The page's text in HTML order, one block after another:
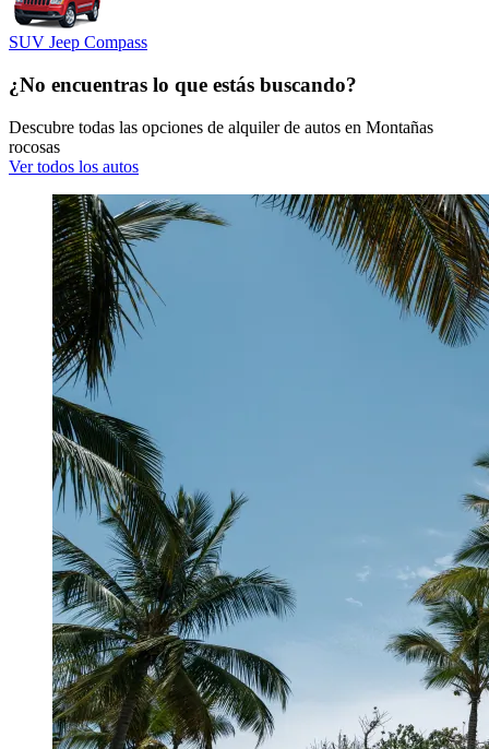
SUV Jeep Compass
¿No encuentras lo que estás buscando?
Descubre todas las opciones de alquiler de autos en Montañas
rocosas
Ver todos los autos